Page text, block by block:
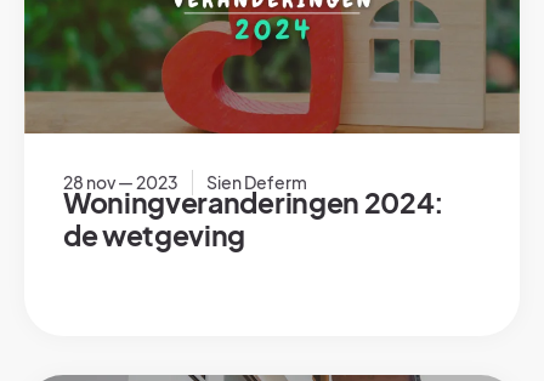
28 nov — 2023 Sien Deferm
Woningveranderingen 2024:
de wetgeving